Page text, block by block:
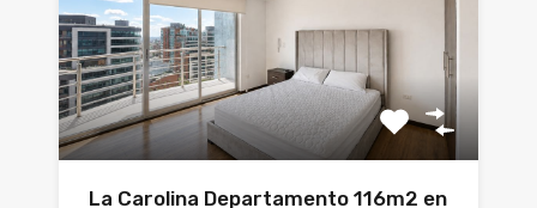
La Carolina Departamento 116m2 en